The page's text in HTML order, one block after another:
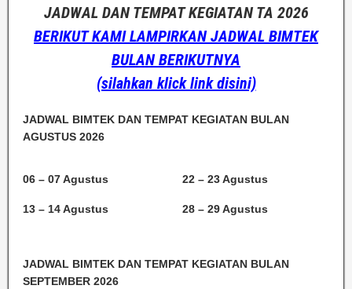
JADWAL DAN TEMPAT KEGIATAN TA 2026
BERIKUT KAMI LAMPIRKAN JADWAL BIMTEK
BULAN BERIKUTNYA
(silahkan klick link disini)
JADWAL BIMTEK DAN TEMPAT KEGIATAN BULAN
AGUSTUS 2026
06 – 07 Agustus 22 – 23 Agustus
13 – 14 Agustus 28 – 29 Agustus
JADWAL BIMTEK DAN TEMPAT KEGIATAN BULAN
SEPTEMBER 2026